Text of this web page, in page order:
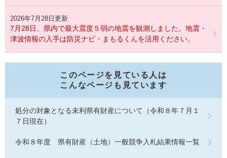
2026年7月28日更新
7月28日、県内で最大震度５弱の地震を観測しました。地震・
津波情報の入手は防災ナビ・まもるくんを活用ください。
このページを見ている人は
こんなページも見ています
処分の対象となる未利県有財産について（令和８年７月１
７日現在）
令和８年度 県有財産（土地）一般競争入札結果情報一覧